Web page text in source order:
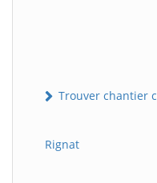
Trouver chantier
Rignat